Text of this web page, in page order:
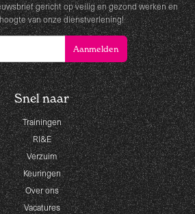
gericht op veilig en gezond werken en
van onze dienstverlening!
Snel naar
Trainingen
RI&E
Verzuim
Keuringen
Over ons
Vacatures